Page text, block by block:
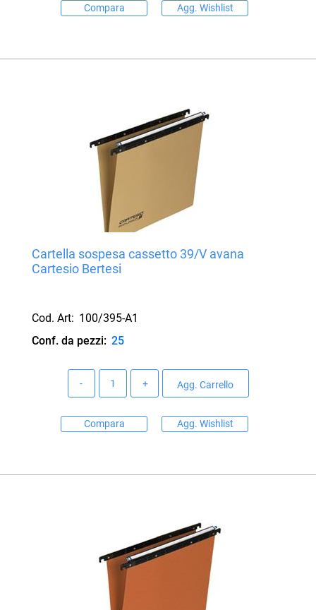
Compara Agg. Wishlist
Cartella sospesa cassetto 39/V avana
Cartesio Bertesi
Cod. Art: 100/395-A1
Conf. da pezzi: 25
Agg. Carrello
Compara Agg. Wishlist